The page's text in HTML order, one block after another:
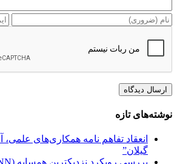
نوشته‌های تازه
انعقاد تفاهم نامه همکاری‌های
گیلان”